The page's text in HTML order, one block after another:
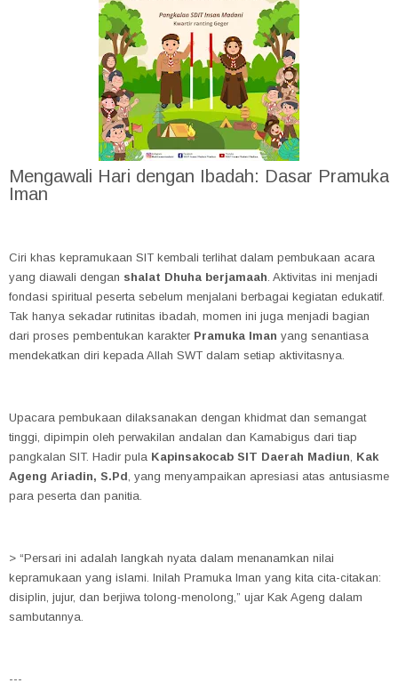
Mengawali Hari dengan Ibadah: Dasar Pramuka
Iman
Ciri khas kepramukaan SIT kembali terlihat dalam pembukaan acara
yang diawali dengan shalat Dhuha berjamaah. Aktivitas ini menjadi
fondasi spiritual peserta sebelum menjalani berbagai kegiatan edukatif.
Tak hanya sekadar rutinitas ibadah, momen ini juga menjadi bagian
dari proses pembentukan karakter Pramuka Iman yang senantiasa
mendekatkan diri kepada Allah SWT dalam setiap aktivitasnya.
Upacara pembukaan dilaksanakan dengan khidmat dan semangat
tinggi, dipimpin oleh perwakilan andalan dan Kamabigus dari tiap
pangkalan SIT. Hadir pula Kapinsakocab SIT Daerah Madiun, Kak
Ageng Ariadin, S.Pd, yang menyampaikan apresiasi atas antusiasme
para peserta dan panitia.
> “Persari ini adalah langkah nyata dalam menanamkan nilai
kepramukaan yang islami. Inilah Pramuka Iman yang kita cita-citakan:
disiplin, jujur, dan berjiwa tolong-menolong,” ujar Kak Ageng dalam
sambutannya.
---